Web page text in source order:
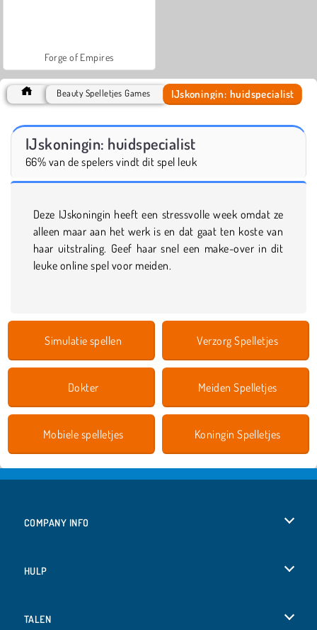
Forge of Empires
Beauty Spelletjes Games IJskoningin: huidspecialist
IJskoningin: huidspecialist
66% van de spelers vindt dit spel leuk
Deze IJskoningin heeft een stressvolle week omdat ze
alleen maar aan het werk is en dat gaat ten koste van
haar uitstraling. Geef haar snel een make-over in dit
leuke online spel voor meiden.
Simulatie spellen Verzorg Spelletjes
Dokter Meiden Spelletjes
Mobiele spelletjes Koningin Spelletjes
COMPANY INFO
HULP
TALEN